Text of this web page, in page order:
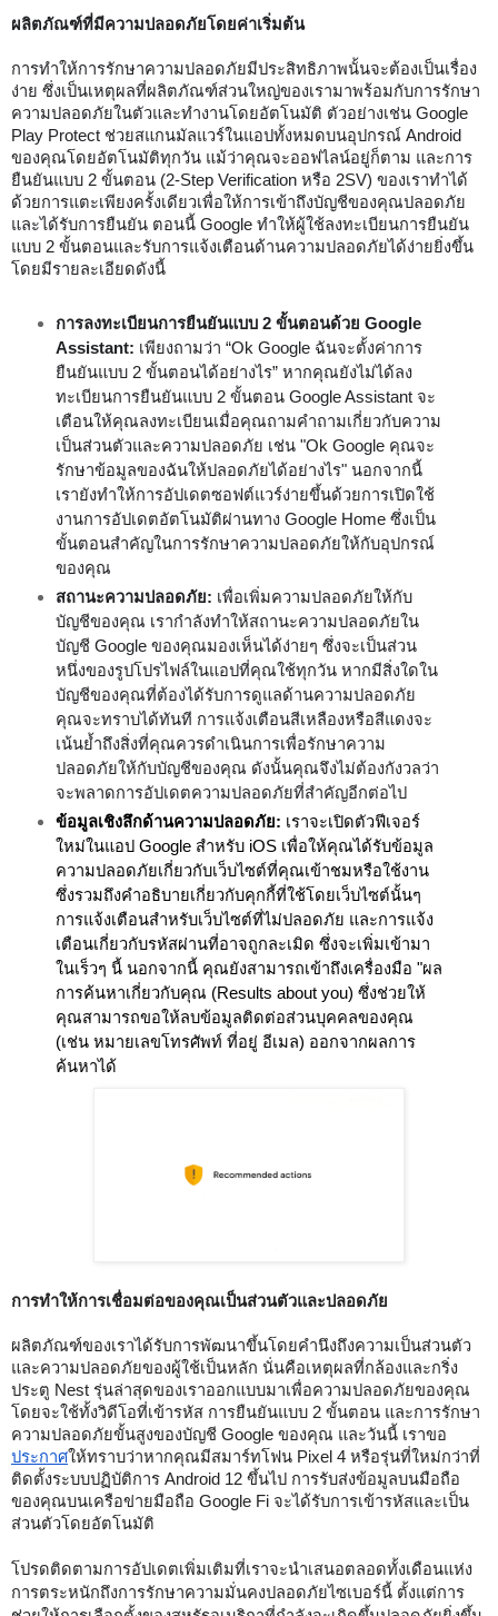
ผลิตภัณฑ์ที่มีความปลอดภัยโดยค่าเริ่มต้น
การทำให้การรักษาความปลอดภัยมีประสิทธิภาพนั้นจะต้องเป็นเรื่อง
ง่าย ซึ่งเป็นเหตุผลที่ผลิตภัณฑ์ส่วนใหญ่ของเรามาพร้อมกับการรักษา
ความปลอดภัยในตัวและทำงานโดยอัตโนมัติ ตัวอย่างเช่น Google
Play Protect ช่วยสแกนมัลแวร์ในแอปทั้งหมดบนอุปกรณ์ Android
ของคุณโดยอัตโนมัติทุกวัน แม้ว่าคุณจะออฟไลน์อยู่ก็ตาม และการ
ยืนยันแบบ 2 ขั้นตอน (2-Step Verification หรือ 2SV) ของเราทำได้
ด้วยการแตะเพียงครั้งเดียวเพื่อให้การเข้าถึงบัญชีของคุณปลอดภัย
และได้รับการยืนยัน ตอนนี้ Google ทำให้ผู้ใช้ลงทะเบียนการยืนยัน
แบบ 2 ขั้นตอนและรับการแจ้งเตือนด้านความปลอดภัยได้ง่ายยิ่งขึ้น
โดยมีรายละเอียดดังนี้
การลงทะเบียนการยืนยันแบบ 2 ขั้นตอนด้วย Google
Assistant: เพียงถามว่า “Ok Google ฉันจะตั้งค่าการ
ยืนยันแบบ 2 ขั้นตอนได้อย่างไร” หากคุณยังไม่ได้ลง
ทะเบียนการยืนยันแบบ 2 ขั้นตอน Google Assistant จะ
เตือนให้คุณลงทะเบียนเมื่อคุณถามคำถามเกี่ยวกับความ
เป็นส่วนตัวและความปลอดภัย เช่น "Ok Google คุณจะ
รักษาข้อมูลของฉันให้ปลอดภัยได้อย่างไร" นอกจากนี้
เรายังทำให้การอัปเดตซอฟต์แวร์ง่ายขึ้นด้วยการเปิดใช้
งานการอัปเดตอัตโนมัติผ่านทาง Google Home ซึ่งเป็น
ขั้นตอนสำคัญในการรักษาความปลอดภัยให้กับอุปกรณ์
ของคุณ
สถานะความปลอดภัย: เพื่อเพิ่มความปลอดภัยให้กับ
บัญชีของคุณ เรากำลังทำให้สถานะความปลอดภัยใน
บัญชี Google ของคุณมองเห็นได้ง่ายๆ ซึ่งจะเป็นส่วน
หนึ่งของรูปโปรไฟล์ในแอปที่คุณใช้ทุกวัน หากมีสิ่งใดใน
บัญชีของคุณที่ต้องได้รับการดูแลด้านความปลอดภัย
คุณจะทราบได้ทันที การแจ้งเตือนสีเหลืองหรือสีแดงจะ
เน้นย้ำถึงสิ่งที่คุณควรดำเนินการเพื่อรักษาความ
ปลอดภัยให้กับบัญชีของคุณ ดังนั้นคุณจึงไม่ต้องกังวลว่า
จะพลาดการอัปเดตความปลอดภัยที่สำคัญอีกต่อไป
ข้อมูลเชิงลึกด้านความปลอดภัย: เราจะเปิดตัวฟีเจอร์
ใหม่ในแอป Google สำหรับ iOS เพื่อให้คุณได้รับข้อมูล
ความปลอดภัยเกี่ยวกับเว็บไซต์ที่คุณเข้าชมหรือใช้งาน
ซึ่งรวมถึงคำอธิบายเกี่ยวกับคุกกี้ที่ใช้โดยเว็บไซต์นั้นๆ
การแจ้งเตือนสำหรับเว็บไซต์ที่ไม่ปลอดภัย และการแจ้ง
เตือนเกี่ยวกับรหัสผ่านที่อาจถูกละเมิด ซึ่งจะเพิ่มเข้ามา
ในเร็วๆ นี้ นอกจากนี้ คุณยังสามารถเข้าถึงเครื่องมือ "ผล
การค้นหาเกี่ยวกับคุณ (Results about you) ซึ่งช่วยให้
คุณสามารถขอให้ลบข้อมูลติดต่อส่วนบุคคลของคุณ
(เช่น หมายเลขโทรศัพท์ ที่อยู่ อีเมล) ออกจากผลการ
ค้นหาได้
การทำให้การเชื่อมต่อของคุณเป็นส่วนตัวและปลอดภัย
ผลิตภัณฑ์ของเราได้รับการพัฒนาขึ้นโดยคำนึงถึงความเป็นส่วนตัว
และความปลอดภัยของผู้ใช้เป็นหลัก นั่นคือเหตุผลที่กล้องและกริ่ง
ประตู Nest รุ่นล่าสุดของเราออกแบบมาเพื่อความปลอดภัยของคุณ
โดยจะใช้ทั้งวิดีโอที่เข้ารหัส การยืนยันแบบ 2 ขั้นตอน และการรักษา
ความปลอดภัยขั้นสูงของบัญชี Google ของคุณ และวันนี้ เราขอ
ประกาศให้ทราบว่าหากคุณมีสมาร์ทโฟน Pixel 4 หรือรุ่นที่ใหม่กว่าที่
ติดตั้งระบบปฏิบัติการ Android 12 ขึ้นไป การรับส่งข้อมูลบนมือถือ
ของคุณบนเครือข่ายมือถือ Google Fi จะได้รับการเข้ารหัสและเป็น
ส่วนตัวโดยอัตโนมัติ
โปรดติดตามการอัปเดตเพิ่มเติมที่เราจะนำเสนอตลอดทั้งเดือนแห่ง
การตระหนักถึงการรักษาความมั่นคงปลอดภัยไซเบอร์นี้ ตั้งแต่การ